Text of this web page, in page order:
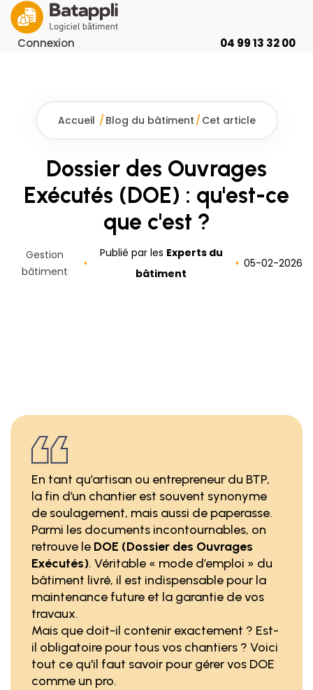
Connexion 04 99 13 32 00
Accueil / Blog du bâtiment / Cet article
Dossier des Ouvrages
Exécutés (DOE) : qu'est-ce
que c'est ?
Gestion
bâtiment
Publié par les Experts du
bâtiment
05-02-2026
En tant qu’artisan ou entrepreneur du BTP,
la fin d’un chantier est souvent synonyme
de soulagement, mais aussi de paperasse.
Parmi les documents incontournables, on
retrouve le DOE (Dossier des Ouvrages
Exécutés). Véritable « mode d’emploi » du
bâtiment livré, il est indispensable pour la
maintenance future et la garantie de vos
travaux.
Mais que doit-il contenir exactement ? Est-
il obligatoire pour tous vos chantiers ? Voici
tout ce qu'il faut savoir pour gérer vos DOE
comme un pro.